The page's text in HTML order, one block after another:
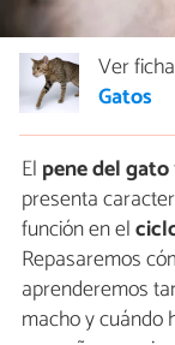
Ver
Gatos
El pene del gato
presenta
función en el
Repasaremos
aprenderemos
macho y cuándo